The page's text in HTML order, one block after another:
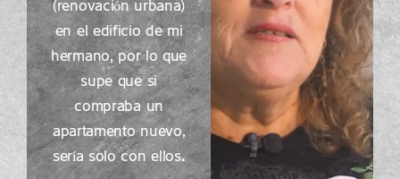
(renovación urbana)
en el edificio de mi
hermano, por lo que
supe que si
compraba un
apartamento nuevo,
sería solo con ellos.